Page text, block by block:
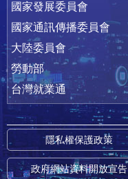
國家發展委員會
國家通訊傳播委員會
大陸委員會
勞動部
台灣就業通
隱私權保護政策
政府網站資料開放宣告